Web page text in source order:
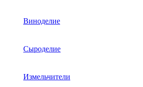
Виноделие
Сыроделие
Измельчители